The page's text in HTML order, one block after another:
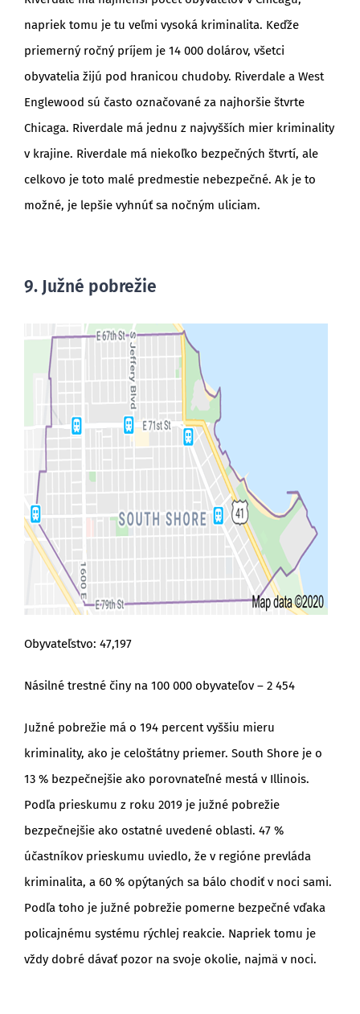
napriek tomu je tu veľmi vysoká kriminalita. Keďže
priemerný ročný príjem je 14 000 dolárov, všetci
obyvatelia žijú pod hranicou chudoby. Riverdale a West
Englewood sú často označované za najhoršie štvrte
Chicaga. Riverdale má jednu z najvyšších mier kriminality
v krajine. Riverdale má niekoľko bezpečných štvrtí, ale
celkovo je toto malé predmestie nebezpečné. Ak je to
možné, je lepšie vyhnúť sa nočným uliciam.
9. Južné pobrežie
Obyvateľstvo: 47,197
Násilné trestné činy na 100 000 obyvateľov – 2 454
Južné pobrežie má o 194 percent vyššiu mieru
kriminality, ako je celoštátny priemer. South Shore je o
13 % bezpečnejšie ako porovnateľné mestá v Illinois.
Podľa prieskumu z roku 2019 je južné pobrežie
bezpečnejšie ako ostatné uvedené oblasti. 47 %
účastníkov prieskumu uviedlo, že v regióne prevláda
kriminalita, a 60 % opýtaných sa bálo chodiť v noci sami.
Podľa toho je južné pobrežie pomerne bezpečné vďaka
policajnému systému rýchlej reakcie. Napriek tomu je
vždy dobré dávať pozor na svoje okolie, najmä v noci.